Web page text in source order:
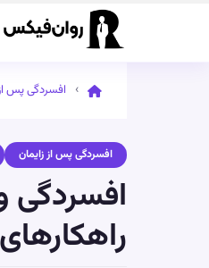
› افسردگی پس
افسردگی پس از زایمان
افسردگی